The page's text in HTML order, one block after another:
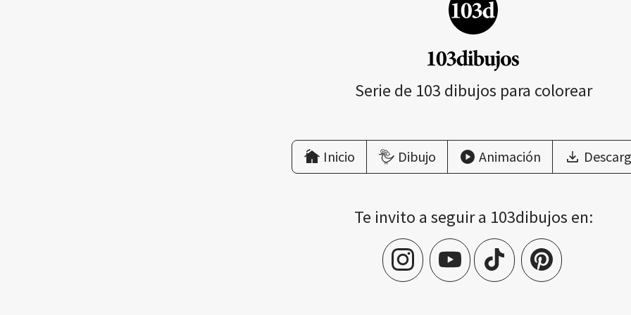
Serie de 103 dibujos para colorear
Inicio Dibujo Animación
Te invito a seguir a 103dibujos en: